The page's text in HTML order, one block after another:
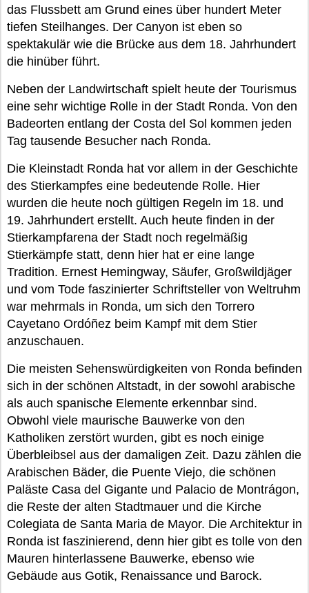
das Flussbett am Grund eines über hundert Meter
tiefen Steilhanges. Der Canyon ist eben so
spektakulär wie die Brücke aus dem 18. Jahrhundert
die hinüber führt.
Neben der Landwirtschaft spielt heute der Tourismus
eine sehr wichtige Rolle in der Stadt Ronda. Von den
Badeorten entlang der Costa del Sol kommen jeden
Tag tausende Besucher nach Ronda.
Die Kleinstadt Ronda hat vor allem in der Geschichte
des Stierkampfes eine bedeutende Rolle. Hier
wurden die heute noch gültigen Regeln im 18. und
19. Jahrhundert erstellt. Auch heute finden in der
Stierkampfarena der Stadt noch regelmäßig
Stierkämpfe statt, denn hier hat er eine lange
Tradition. Ernest Hemingway, Säufer, Großwildjäger
und vom Tode faszinierter Schriftsteller von Weltruhm
war mehrmals in Ronda, um sich den Torrero
Cayetano Ordóñez beim Kampf mit dem Stier
anzuschauen.
Die meisten Sehenswürdigkeiten von Ronda befinden
sich in der schönen Altstadt, in der sowohl arabische
als auch spanische Elemente erkennbar sind.
Obwohl viele maurische Bauwerke von den
Katholiken zerstört wurden, gibt es noch einige
Überbleibsel aus der damaligen Zeit. Dazu zählen die
Arabischen Bäder, die Puente Viejo, die schönen
Paläste Casa del Gigante und Palacio de Montrágon,
die Reste der alten Stadtmauer und die Kirche
Colegiata de Santa Maria de Mayor. Die Architektur in
Ronda ist faszinierend, denn hier gibt es tolle von den
Mauren hinterlassene Bauwerke, ebenso wie
Gebäude aus Gotik, Renaissance und Barock.